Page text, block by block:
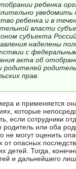
ребенка
уведомить
ребенка и в
власти
субъекта
наделены
с
акта об
родителей
прав.
и применяется
которые
если сотрудники
или оба
не могут оценить
от опасных
детей. Тогда,
и дальнейшего